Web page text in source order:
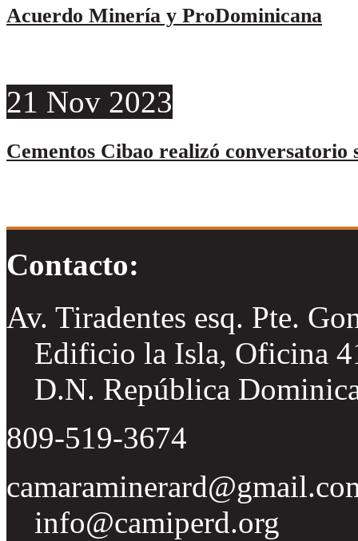
Acuerdo Minería y ProDominicana
21 Nov 2023
Cementos Cibao realizó conversatorio
Contacto:
Av. Tiradentes esq. Pte.
Edificio la Isla, Oficina
D.N. República
809-519-3674
info@camiperd.org